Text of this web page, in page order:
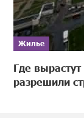
Жилье
Где
разрешили